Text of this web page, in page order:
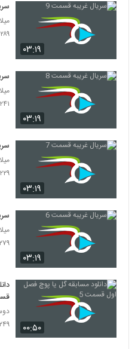
۰۳:۱۹
۲۸۹ بازدید
۰۳:۱۹
۲۴۱ بازدید
۰۳:۱۹
۲۲۹ بازدید
۰۳:۱۹
۲۷۹ بازدید
۰۰:۵۰
۲۴۹ بازدید